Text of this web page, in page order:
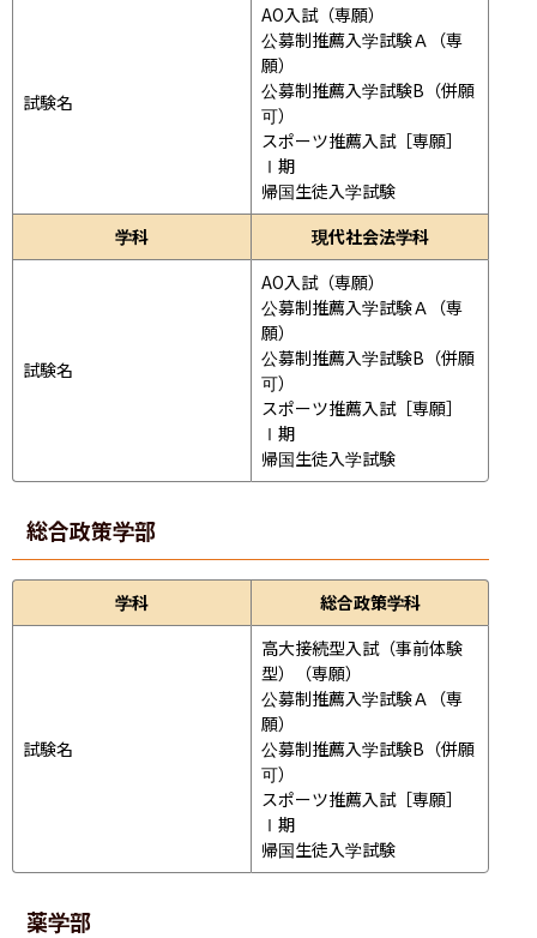
試験名
AO入試（専願）
公募制推薦入学試験Ａ（専
願）
公募制推薦入学試験B（併願
可）
スポーツ推薦入試［専願］
Ⅰ期
帰国生徒入学試験
学科
現代社会法学科
試験名
AO入試（専願）
公募制推薦入学試験Ａ（専
願）
公募制推薦入学試験B（併願
可）
スポーツ推薦入試［専願］
Ⅰ期
帰国生徒入学試験
総合政策学部
学科 総合政策学科
試験名
高大接続型入試（事前体験
型）（専願）
公募制推薦入学試験Ａ（専
願）
公募制推薦入学試験B（併願
可）
スポーツ推薦入試［専願］
Ⅰ期
帰国生徒入学試験
薬学部